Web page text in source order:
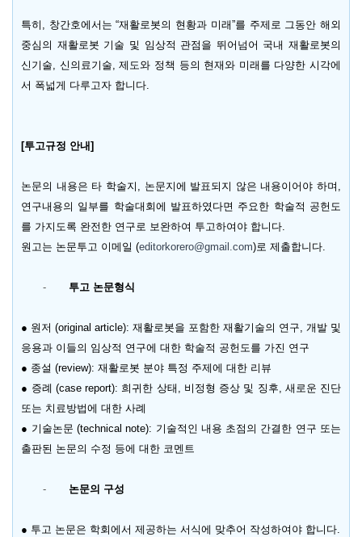
특히 , 창간호에서는“재활로봇의 현황과 미래”를 주제로 그동안 해외
중심의 재활로봇 기술 및 임상적 관점을 뛰어넘어 국내 재활로봇의
신기술, 신의료기술,제도와 정책 등의 현재와 미래를 다양한 시각에
서 폭넓게 다루고자 합니다.
[투고규정 안내]
논문의 내용은 타 학술지 , 논문지에 발표되지 않은 내용이어야 하며 ,
연구내용의 일부를 학술대회에 발표하였다면 주요한 학술적 공헌도
를 가지도록 완전한 연구로 보완하여 투고하여야 합니다.
원고는 논문투고 이메일 (editorkorero@gmail.com)로 제출합니다.
- 투고 논문형식
● 원저 (original article): 재활로봇을 포함한 재활기술의 연구, 개발 및
응용과 이들의 임상적 연구에 대한 학술적 공헌도를 가진 연구
● 종설 (review): 재활로봇 분야 특정 주제에 대한 리뷰
● 증례 (case report): 희귀한 상태 , 비정형 증상 및 징후, 새로운 진단
또는 치료방법에 대한 사례
● 기술논문 (technical note): 기술적인 내용 초점의 간결한 연구 또는
출판된 논문의 수정 등에 대한 코멘트
- 논문의 구성
● 투고 논문은 학회에서 제공하는 서식에 맞추어 작성하여야 합니다.